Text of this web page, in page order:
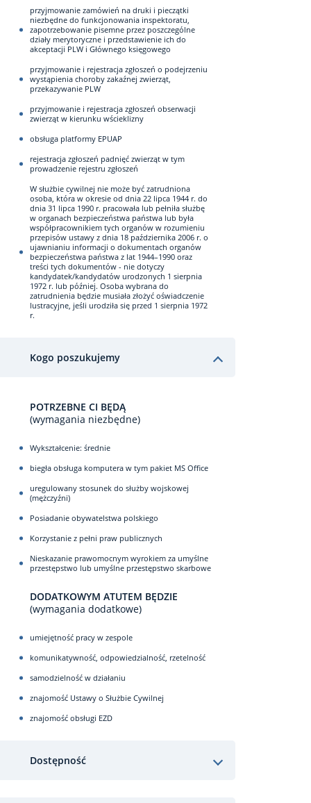
przyjmowanie zamówień na druki i pieczątki
niezbędne do funkcjonowania inspektoratu,
zapotrzebowanie pisemne przez poszczególne
działy merytoryczne i przedstawienie ich do
akceptacji PLW i Głównego księgowego
przyjmowanie i rejestracja zgłoszeń o podejrzeniu
wystąpienia choroby zakaźnej zwierząt,
przekazywanie PLW
przyjmowanie i rejestracja zgłoszeń obserwacji
zwierząt w kierunku wścieklizny
obsługa platformy EPUAP
rejestracja zgłoszeń padnięć zwierząt w tym
prowadzenie rejestru zgłoszeń
W służbie cywilnej nie może być zatrudniona
osoba, która w okresie od dnia 22 lipca 1944 r. do
dnia 31 lipca 1990 r. pracowała lub pełniła służbę
w organach bezpieczeństwa państwa lub była
współpracownikiem tych organów w rozumieniu
przepisów ustawy z dnia 18 października 2006 r. o
ujawnianiu informacji o dokumentach organów
bezpieczeństwa państwa z lat 1944–1990 oraz
treści tych dokumentów - nie dotyczy
kandydatek/kandydatów urodzonych 1 sierpnia
1972 r. lub później. Osoba wybrana do
zatrudnienia będzie musiała złożyć oświadczenie
lustracyjne, jeśli urodziła się przed 1 sierpnia 1972
r.
Kogo poszukujemy
POTRZEBNE CI BĘDĄ
(wymagania niezbędne)
Wykształcenie: średnie
biegła obsługa komputera w tym pakiet MS Office
uregulowany stosunek do służby wojskowej
(mężczyźni)
Posiadanie obywatelstwa polskiego
Korzystanie z pełni praw publicznych
Nieskazanie prawomocnym wyrokiem za umyślne
przestępstwo lub umyślne przestępstwo skarbowe
DODATKOWYM ATUTEM BĘDZIE
(wymagania dodatkowe)
umiejętność pracy w zespole
komunikatywność, odpowiedzialność, rzetelność
samodzielność w działaniu
znajomość Ustawy o Służbie Cywilnej
znajomość obsługi EZD
Dostępność